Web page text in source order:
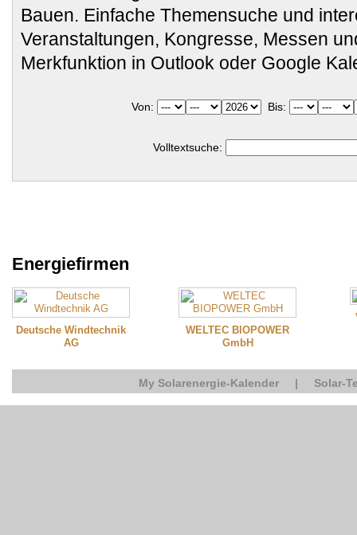
Bauen. Einfache Themensuche und
Veranstaltungen, Kongresse, Messen
Merkfunktion in Outlook oder Google
Von: Bis:
Volltextsuche:
Energiefirmen
Deutsche Windtechnik
AG
WELTEC BIOPOWER
GmbH
My Solarenergie-Kalender | Solar-